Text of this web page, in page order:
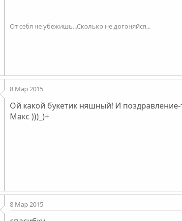
От себя не убежишь...Сколько не догоняйся...
8 Мар 2015
Ой какой букетик няшный! И
Макс )))_)+
8 Мар 2015